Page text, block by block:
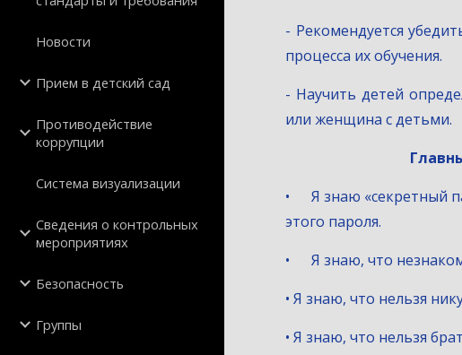
Новости
Прием в детский сад
Противодействие
коррупции
Система визуализации
Сведения о контрольных
мероприятиях
Безопасность
Группы
- Рекомендуется
процесса их обучения.
- Научить детей
или женщина с детьми.
•      Я знаю «секретный
этого пароля.
•      Я знаю, что
• Я знаю, что нельзя
• Я знаю, что нельзя